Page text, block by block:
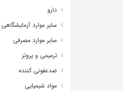
دارو
سایر موارد آزمایشگاهی
سایر موارد مصرفی
ترمیمی و پروتز
ضدعفونی کننده
مواد شیمیایی